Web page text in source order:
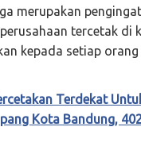
merupakan
tercetak di
kepada setiap
Terdekat
Kota Bandung,